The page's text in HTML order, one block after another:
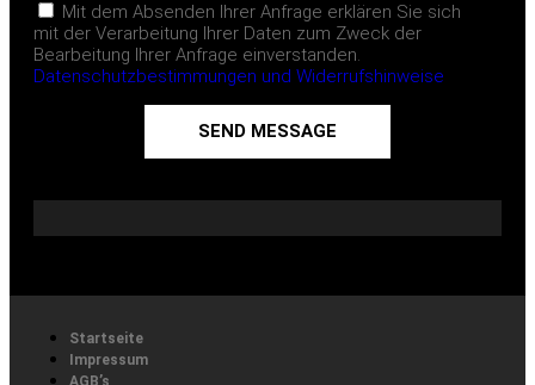
Mit dem Absenden Ihrer Anfrage erklären Sie sich
mit der Verarbeitung Ihrer Daten zum Zweck der
Bearbeitung Ihrer Anfrage einverstanden.
Datenschutzbestimmungen und Widerrufshinweise
SEND MESSAGE
Startseite
Impressum
AGB’s